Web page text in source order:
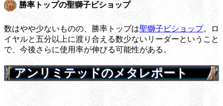
勝率トップの聖獅子ビショップ
数はやや少ないものの、勝率トップは聖獅子ビショップ。ロ
イヤルと五分以上に渡り合える数少ないリーダーということ
で、今後さらに使用率が伸びる可能性がある。
アンリミテッドのメタレポート